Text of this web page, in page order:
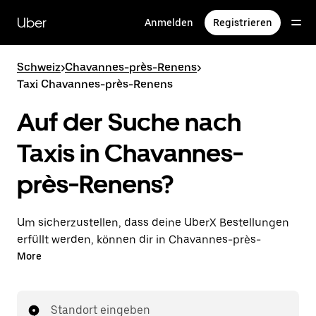
zum
Hauptinhalt
Uber Anmelden Registrieren
Schweiz>Chavannes-près-Renens>
Taxi Chavannes-près-Renens
Auf der Suche nach
Taxis in Chavannes-
près-Renens?
Um sicherzustellen, dass deine UberX Bestellungen
erfüllt werden, können dir in Chavannes-près-
Renens auch lizenzierte Taxifahrer*innen
erschwinglichen Preise, die du von UberX kennst,
More
Standort eingeben